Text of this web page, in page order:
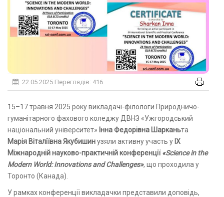
22.05.2025 Переглядів: 416
15–17 травня 2025 року викладачі-філологи Природничо-
гуманітарного фахового коледжу ДВНЗ «Ужгородський
національний університет» Інна Федорівна Шарканьта
Марія Віталіївна Якубишинузяли активну участь у ІX
Міжнародній науково-практичній конференції«Science in the
Modern World: Innovations and Challenges», що проходила у
Торонто (Канада).
У рамках конференції викладачки представили доповідь,